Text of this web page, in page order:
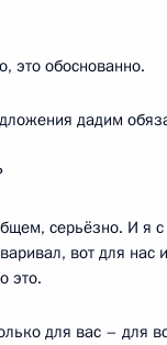
это обоснованно.
дадим
серьёзно. И я
вот для нас
это.
для вас – для